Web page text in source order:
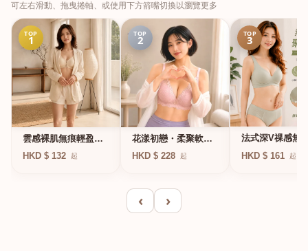
可左右滑動、拖曳捲軸、或使用下方箭嘴切換以瀏覽更多
TOP
1
雲感裸肌無痕輕盈無
鋼圈內衣
HKD $ 132 起
TOP
2
花漾初戀・柔聚軟鋼
圈蕾絲內衣
HKD $ 228 起
TOP
3
法式深V祼感無
凍軟支撐條無鋼
HKD $ 161 起
‹ ›